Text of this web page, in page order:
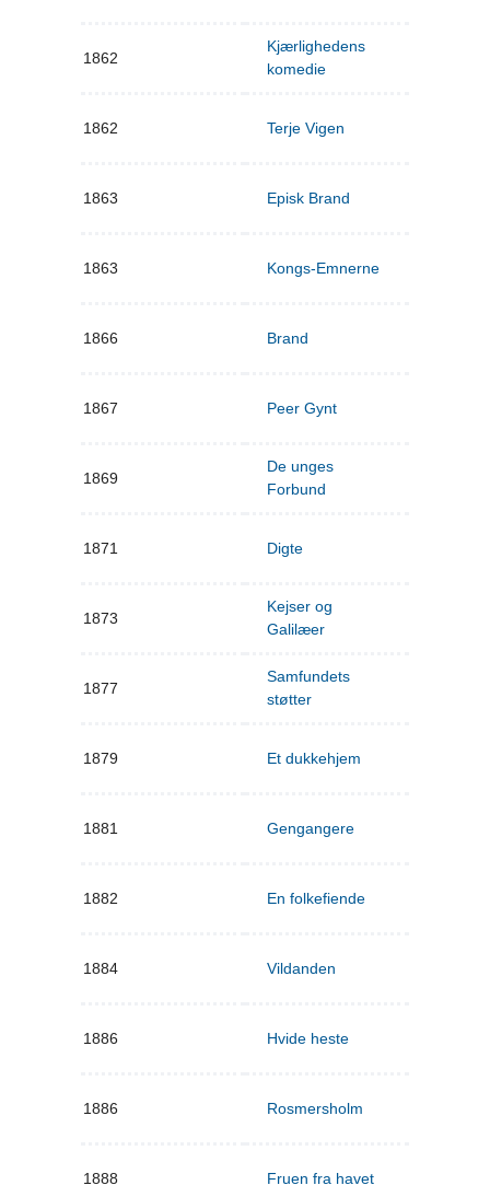
1862
Kjærlighedens
komedie
1862 Terje Vigen
1863 Episk Brand
1863 Kongs-Emnerne
1866 Brand
1867 Peer Gynt
1869
De unges
Forbund
1871 Digte
1873
Kejser og
Galilæer
1877
Samfundets
støtter
1879 Et dukkehjem
1881 Gengangere
1882 En folkefiende
1884 Vildanden
1886 Hvide heste
1886 Rosmersholm
1888 Fruen fra havet